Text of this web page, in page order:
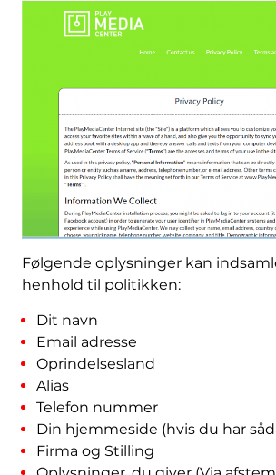
Følgende oplysninger kan
henhold til politikken:
Dit navn
Email adresse
Oprindelsesland
Alias
Telefon nummer
Din hjemmeside (hvis du har
Firma og Stilling